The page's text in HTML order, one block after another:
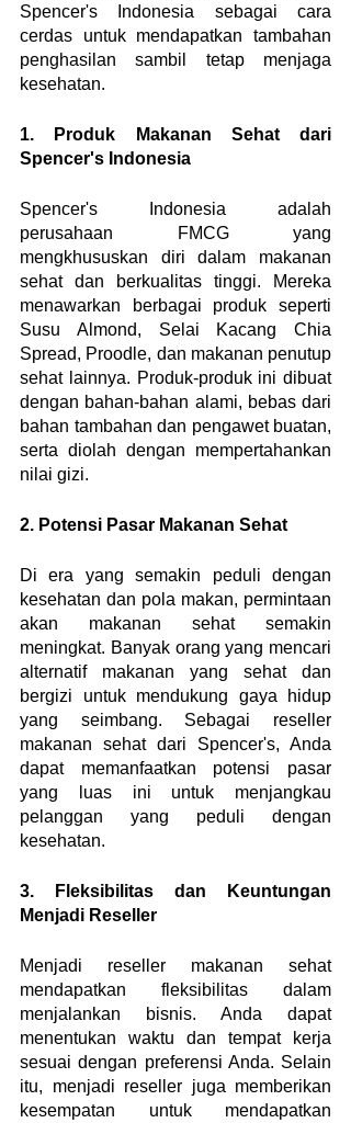
Spencer's Indonesia sebagai cara
cerdas untuk mendapatkan tambahan
penghasilan sambil tetap menjaga
kesehatan.
1. Produk Makanan Sehat dari
Spencer's Indonesia
Spencer's Indonesia adalah
perusahaan FMCG yang
mengkhususkan diri dalam makanan
sehat dan berkualitas tinggi. Mereka
menawarkan berbagai produk seperti
Susu Almond, Selai Kacang Chia
Spread, Proodle, dan makanan penutup
sehat lainnya. Produk-produk ini dibuat
dengan bahan-bahan alami, bebas dari
bahan tambahan dan pengawet buatan,
serta diolah dengan mempertahankan
nilai gizi.
2. Potensi Pasar Makanan Sehat
Di era yang semakin peduli dengan
kesehatan dan pola makan, permintaan
akan makanan sehat semakin
meningkat. Banyak orang yang mencari
alternatif makanan yang sehat dan
bergizi untuk mendukung gaya hidup
yang seimbang. Sebagai reseller
makanan sehat dari Spencer's, Anda
dapat memanfaatkan potensi pasar
yang luas ini untuk menjangkau
pelanggan yang peduli dengan
kesehatan.
3. Fleksibilitas dan Keuntungan
Menjadi Reseller
Menjadi reseller makanan sehat
mendapatkan fleksibilitas dalam
menjalankan bisnis. Anda dapat
menentukan waktu dan tempat kerja
sesuai dengan preferensi Anda. Selain
itu, menjadi reseller juga memberikan
kesempatan untuk mendapatkan